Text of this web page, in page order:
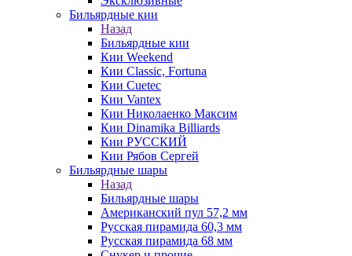
Бильярдные кии
Назад
Бильярдные кии
Кии Weekend
Кии Classic, Fortuna
Кии Cuetec
Кии Vantex
Кии Николаенко Максим
Кии Dinamika Billiards
Кии РУССКИЙ
Кии Рябов Сергей
Бильярдные шары
Назад
Бильярдные шары
Американский пул 57,2 мм
Русская пирамида 60,3 мм
Русская пирамида 68 мм